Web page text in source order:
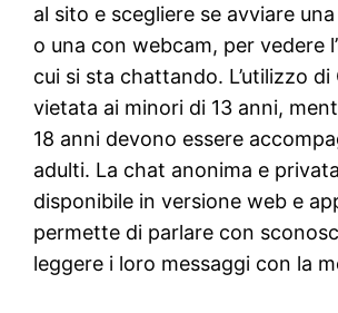
al sito e scegliere se avviare
o una con webcam, per vedere
cui si sta chattando. L’utilizzo di
vietata ai minori di 13 anni,
18 anni devono essere
adulti. La chat anonima e
disponibile in versione web e
permette di parlare con
leggere i loro messaggi con la